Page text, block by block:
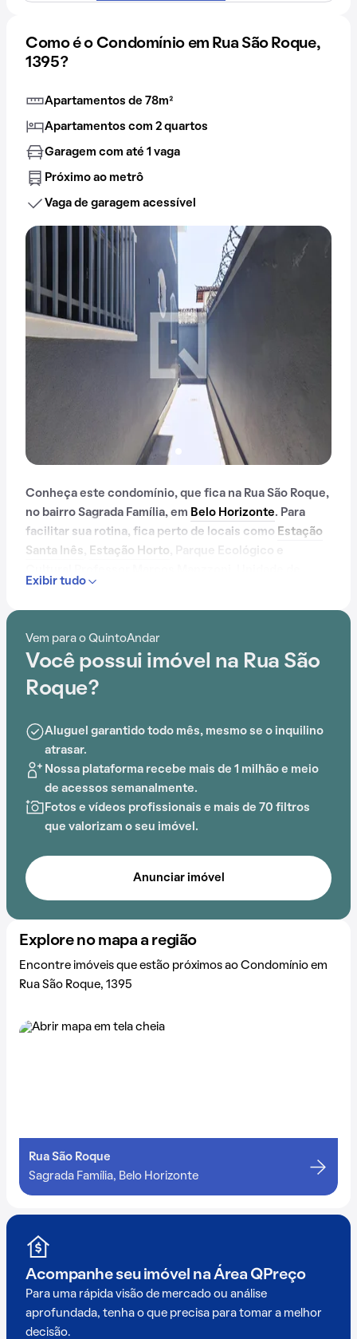
Como é o Condomínio em Rua São Roque,
1395?
Apartamentos de 78m²
Apartamentos com 2 quartos
Garagem com até 1 vaga
Próximo ao metrô
Vaga de garagem acessível
Conheça este condomínio, que fica na Rua São Roque,
no bairro Sagrada Família, em Belo Horizonte. Para
facilitar sua rotina, fica perto de locais como Estação
Santa Inês
Estação Horto
olhos - hospital universitário e Hospital São Francisco
Exibir tudo
Vem para o QuintoAndar
Você possui imóvel na Rua São
Roque?
Aluguel garantido todo mês, mesmo se o inquilino
atrasar.
Nossa plataforma recebe mais de 1 milhão e meio
de acessos semanalmente.
Fotos e vídeos profissionais e mais de 70 filtros
que valorizam o seu imóvel.
Anunciar imóvel
Explore no mapa a região
Encontre imóveis que estão próximos ao Condomínio em
Rua São Roque, 1395
Rua São Roque
Sagrada Família, Belo Horizonte
Acompanhe seu imóvel na Área QPreço
Para uma rápida visão de mercado ou análise
aprofundada, tenha o que precisa para tomar a melhor
decisão.